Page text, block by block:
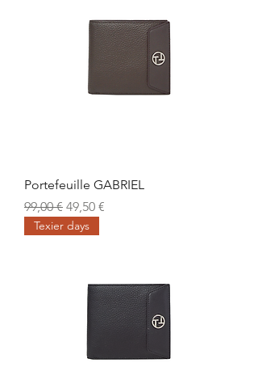
Portefeuille GABRIEL
Prix original
99,00 € Prix promotionnel
49,50 €
Texier days